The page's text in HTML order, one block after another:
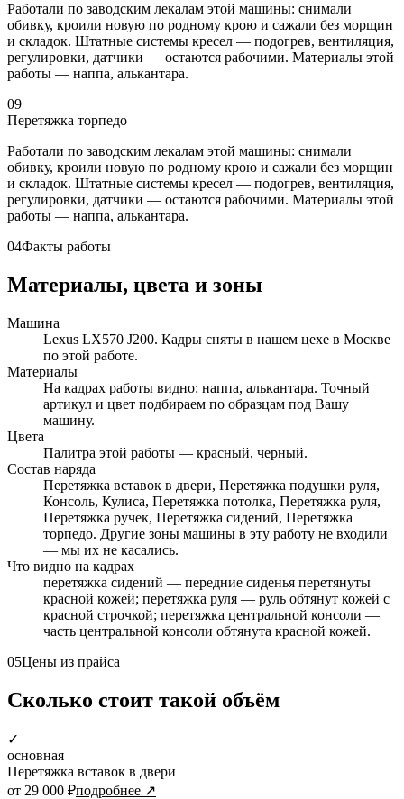
Работали по заводским лекалам этой машины: снимали
обивку, кроили новую по родному крою и сажали без морщин
и складок. Штатные системы кресел — подогрев, вентиляция,
регулировки, датчики — остаются рабочими. Материалы этой
работы — наппа, алькантара.
09
Перетяжка торпедо
Работали по заводским лекалам этой машины: снимали
обивку, кроили новую по родному крою и сажали без морщин
и складок. Штатные системы кресел — подогрев, вентиляция,
регулировки, датчики — остаются рабочими. Материалы этой
работы — наппа, алькантара.
04Факты работы
Материалы, цвета и зоны
Машина
Lexus LX570 J200. Кадры сняты в нашем цехе в Москве
по этой работе.
Материалы
На кадрах работы видно: наппа, алькантара. Точный
артикул и цвет подбираем по образцам под Вашу
машину.
Цвета
Палитра этой работы — красный, черный.
Состав наряда
Перетяжка вставок в двери, Перетяжка подушки руля,
Консоль, Кулиса, Перетяжка потолка, Перетяжка руля,
Перетяжка ручек, Перетяжка сидений, Перетяжка
торпедо. Другие зоны машины в эту работу не входили
— мы их не касались.
Что видно на кадрах
перетяжка сидений — передние сиденья перетянуты
красной кожей; перетяжка руля — руль обтянут кожей с
красной строчкой; перетяжка центральной консоли —
часть центральной консоли обтянута красной кожей.
05Цены из прайса
Сколько стоит такой объём
✓
основная
Перетяжка вставок в двери
от 29 000 ₽подробнее ↗